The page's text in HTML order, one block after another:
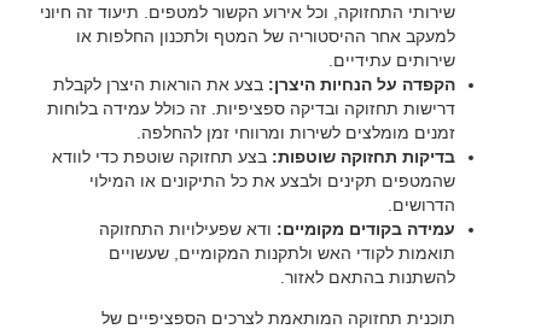
שירותי התחזוקה, וכל אירוע הקשור למטפים. תיעוד זה חיוני
למעקב אחר ההיסטוריה של המטף ולתכנון החלפות או
שירותים עתידיים.‏
‏הקפדה על הנחיות היצרן:‏ ‏ בצע את הוראות היצרן לקבלת
דרישות תחזוקה ובדיקה ספציפיות. זה כולל עמידה בלוחות
זמנים מומלצים לשירות ומרווחי זמן להחלפה.‏
‏בדיקות תחזוקה שוטפות:‏ ‏ בצע תחזוקה שוטפת כדי לוודא
שהמטפים תקינים ולבצע את כל התיקונים או המילוי
הדרושים.‏
‏עמידה בקודים מקומיים:‏ ‏ ודא שפעילויות התחזוקה
תואמות לקודי האש ולתקנות המקומיים, שעשויים
להשתנות בהתאם לאזור.‏
‏תוכנית תחזוקה המותאמת לצרכים הספציפיים של